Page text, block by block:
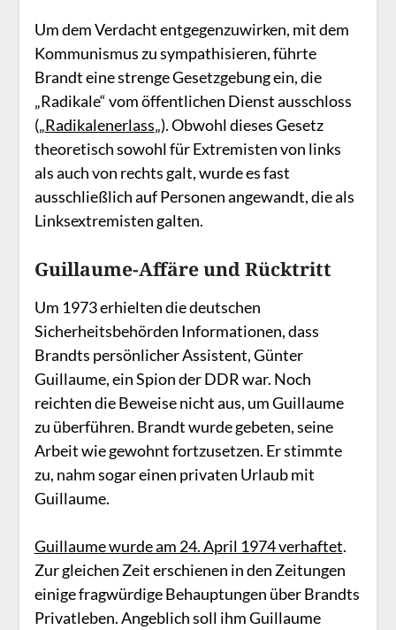
Um dem Verdacht entgegenzuwirken, mit dem
Kommunismus zu sympathisieren, führte
Brandt eine strenge Gesetzgebung ein, die
„Radikale“ vom öffentlichen Dienst ausschloss
(„Radikalenerlass„). Obwohl dieses Gesetz
theoretisch sowohl für Extremisten von links
als auch von rechts galt, wurde es fast
ausschließlich auf Personen angewandt, die als
Linksextremisten galten.
Guillaume-Affäre und Rücktritt
Um 1973 erhielten die deutschen
Sicherheitsbehörden Informationen, dass
Brandts persönlicher Assistent, Günter
Guillaume, ein Spion der DDR war. Noch
reichten die Beweise nicht aus, um Guillaume
zu überführen. Brandt wurde gebeten, seine
Arbeit wie gewohnt fortzusetzen. Er stimmte
zu, nahm sogar einen privaten Urlaub mit
Guillaume.
Guillaume wurde am 24. April 1974 verhaftet.
Zur gleichen Zeit erschienen in den Zeitungen
einige fragwürdige Behauptungen über Brandts
Privatleben. Angeblich soll ihm Guillaume